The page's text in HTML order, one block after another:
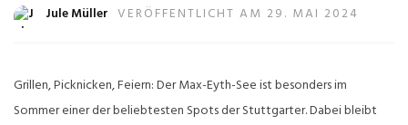
Jule Müller VERÖFFENTLICHT AM 29. MAI 2024
Grillen, Picknicken, Feiern: Der Max-Eyth-See ist besonders im
Sommer einer der beliebtesten Spots der Stuttgarter. Dabei bleibt